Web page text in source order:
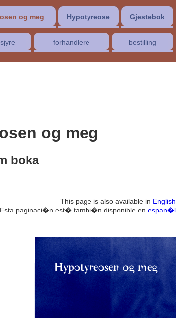
og meg Hypotyreose Gjestebok
forhandlere bestilling
og meg
boka
This page is also available in English
Esta paginaci�n est� tambi�n disponible en espan�l